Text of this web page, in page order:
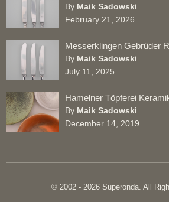
By Maik Sadowski
February 21, 2026
Messerklingen Gebrüder
By Maik Sadowski
July 11, 2025
Hamelner Töpferei
By Maik Sadowski
December 14, 2019
© 2002 - 2026 Superonda. All